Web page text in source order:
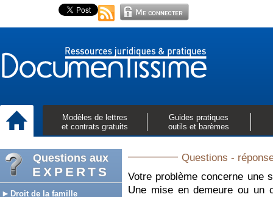
Modèles de lettres
et contrats gratuits
Guides pratiques
outils et barèmes
Questions aux
EXPERTS
Droit de la famille
Questions -
Votre problème concerne une
Une mise en demeure ou un